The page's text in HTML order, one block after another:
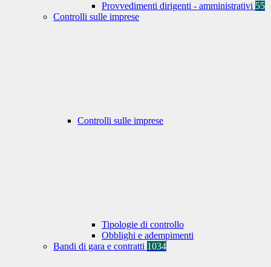
Provvedimenti dirigenti - amministrativi 55
Controlli sulle imprese
Controlli sulle imprese
Tipologie di controllo
Obblighi e adempimenti
Bandi di gara e contratti 1034